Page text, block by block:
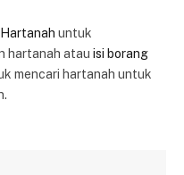
untuk
hartanah atau isi borang
mencari hartanah untuk